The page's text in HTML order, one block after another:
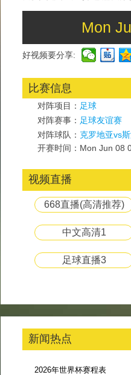
Mon
好视频要分享:
比赛信息
对阵项目： 足球
对阵赛事： 足球友谊赛
对阵球队： 克罗地亚vs
开赛时间：Mon Jun 08
视频直播
668直播(高清推荐)
中文高清1
足球直播3
新闻热点
2026年世界杯赛程表